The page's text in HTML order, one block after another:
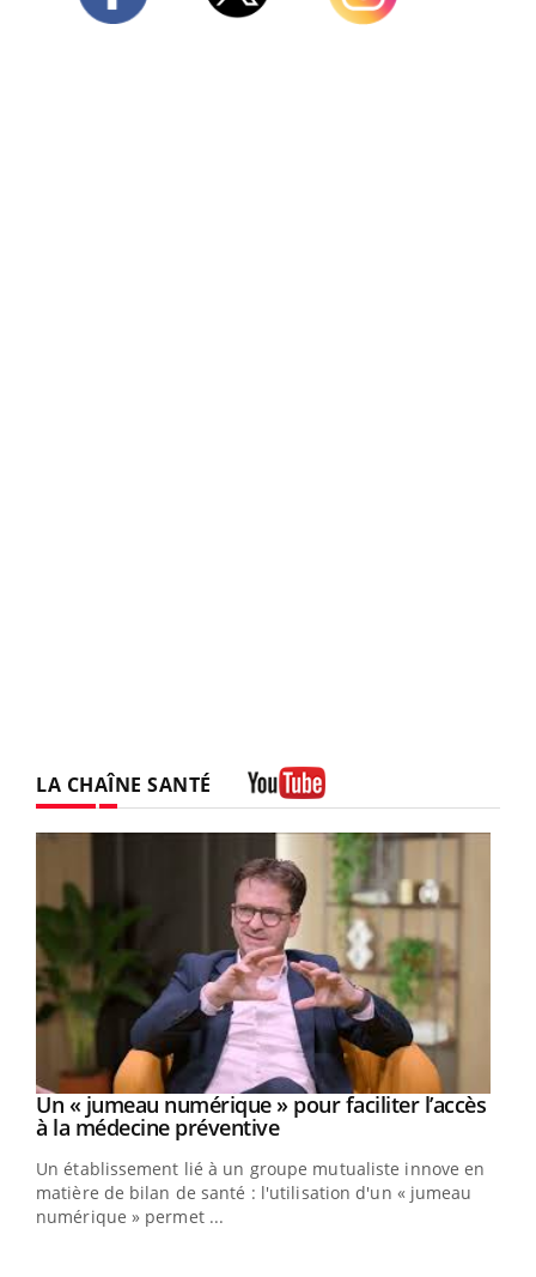
LA CHAÎNE SANTÉ
Youtube
Un « jumeau numérique » pour faciliter l’accès
à la médecine préventiveYoutube
Un établissement lié à un groupe mutualiste innove en
matière de bilan de santé : l'utilisation d'un « jumeau
numérique » permet ...